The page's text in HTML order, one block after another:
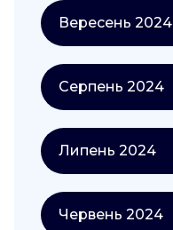
Вересень 2024
Серпень 2024
Липень 2024
Червень 2024